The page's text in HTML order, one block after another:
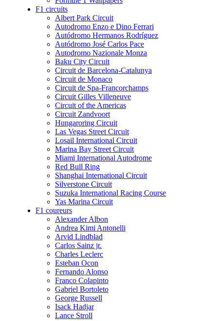
F1 circuits
Albert Park Circuit
Autodromo Enzo e Dino Ferrari
Autódromo Hermanos Rodríguez
Autódromo José Carlos Pace
Autodromo Nazionale Monza
Baku City Circuit
Circuit de Barcelona-Catalunya
Circuit de Monaco
Circuit de Spa-Francorchamps
Circuit Gilles Villeneuve
Circuit of the Americas
Circuit Zandvoort
Hungaroring Circuit
Las Vegas Street Circuit
Losail International Circuit
Marina Bay Street Circuit
Miami International Autodrome
Red Bull Ring
Shanghai International Circuit
Silverstone Circuit
Suzuka International Racing Course
Yas Marina Circuit
F1 coureurs
Alexander Albon
Andrea Kimi Antonelli
Arvid Lindblad
Carlos Sainz jr.
Charles Leclerc
Esteban Ocon
Fernando Alonso
Franco Colapinto
Gabriel Bortoleto
George Russell
Isack Hadjar
Lance Stroll